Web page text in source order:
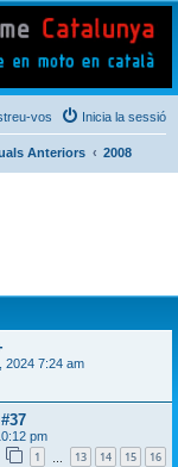
Inicia la sessió
vos
Anteriors 2008
2024 7:24 am
pm
1 13 14 15 16